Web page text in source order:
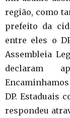
região, como
prefeito da
entre eles o
Assembleia
declaram
DP. Estaduais
respondeu